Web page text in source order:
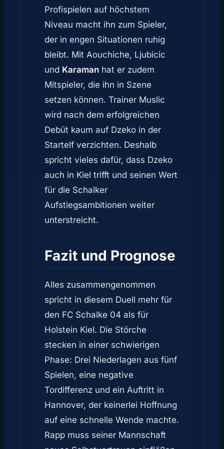
Profispielen auf höchstem
Niveau macht ihn zum Spieler,
der in engen Situationen ruhig
bleibt. Mit Aouchiche, Ljubicic
und Karaman hat er zudem
Mitspieler, die ihn in Szene
setzen können. Trainer Muslic
wird nach dem erfolgreichen
Debüt kaum auf Dzeko in der
Startelf verzichten. Deshalb
spricht vieles dafür, dass Dzeko
auch in Kiel trifft und seinen Wert
für die Schalker
Aufstiegsambitionen weiter
unterstreicht.
Fazit und Prognose
Alles zusammengenommen
spricht in diesem Duell mehr für
den FC Schalke 04 als für
Holstein Kiel. Die Störche
stecken in einer schwierigen
Phase: Drei Niederlagen aus fünf
Spielen, eine negative
Tordifferenz und ein Auftritt in
Hannover, der keinerlei Hoffnung
auf eine schnelle Wende machte.
Rapp muss seiner Mannschaft